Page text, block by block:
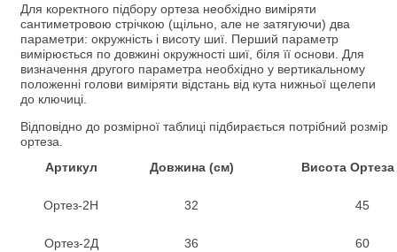
Для коректного підбору ортеза необхідно виміряти
сантиметровою стрічкою (щільно, але не затягуючи) два
параметри: окружність і висоту шиї. Перший параметр
вимірюється по довжині окружності шиї, біля її основи. Для
визначення другого параметра необхідно у вертикальному
положенні голови виміряти відстань від кута нижньої щелепи
до ключиці.
Відповідно до розмірної таблиці підбирається потрібний розмір
ортеза.
Артикул
Довжина (см) Висота
Ортез-2Н 32 45
Ортез-2Д 36 60